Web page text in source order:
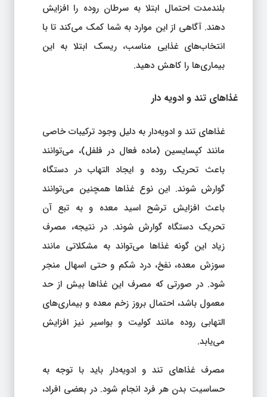
بلندمدت احتمال ابتلا به سرطان روده را افزایش
دهند. آگاهی از این موارد به شما کمک می‌کند تا با
انتخاب‌های غذایی مناسب، ریسک ابتلا به این
بیماری‌ها را کاهش دهید.
غذاهای تند و ادویه‌ دار
غذاهای تند و ادویه‌دار به دلیل وجود ترکیبات خاصی
مانند کپسایسین (ماده فعال در فلفل)، می‌توانند
باعث تحریک روده و ایجاد التهاب در دستگاه
گوارش شوند. این نوع غذاها همچنین می‌توانند
باعث افزایش ترشح اسید معده و به تبع آن
تحریک دستگاه گوارش شوند. در نتیجه، مصرف
زیاد این گونه غذاها می‌تواند به مشکلاتی مانند
سوزش معده، نفخ، درد شکم و حتی اسهال منجر
شود. در صورتی که مصرف این غذاها بیش از حد
معمول باشد، احتمال بروز زخم معده و بیماری‌های
التهابی روده مانند کولیت و بواسیر نیز افزایش
می‌یابد.
مصرف غذاهای تند و ادویه‌دار باید با توجه به
حساسیت بدن هر فرد انجام شود. در بعضی افراد،